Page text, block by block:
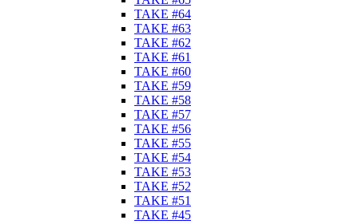
TAKE #64
TAKE #63
TAKE #62
TAKE #61
TAKE #60
TAKE #59
TAKE #58
TAKE #57
TAKE #56
TAKE #55
TAKE #54
TAKE #53
TAKE #52
TAKE #51
TAKE #45